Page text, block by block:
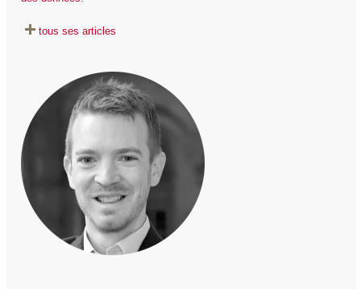
tous ses articles